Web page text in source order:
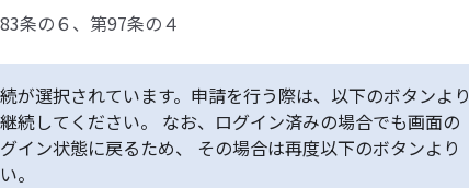
条の６、第97条の４
が選択されています。申請を行う際は、以下のボタンより
続してください。 なお、ログイン済みの場合でも画面の
イン状態に戻るため、 その場合は再度以下のボタンより
。